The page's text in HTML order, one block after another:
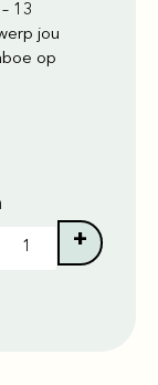
13
jou
op
+